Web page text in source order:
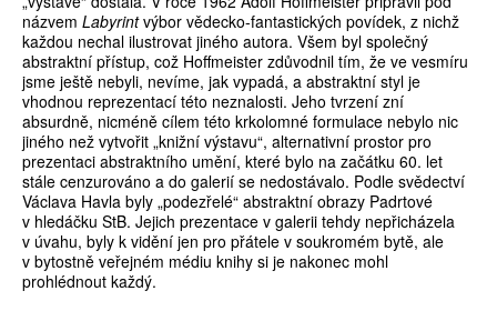
názvem Labyrintvýbor vědecko-fantastických povídek, z nichž
každou nechal ilustrovat jiného autora. Všem byl společný
abstraktní přístup, což Hoffmeister zdůvodnil tím, že ve vesmíru
jsme ještě nebyli, nevíme, jak vypadá, a abstraktní styl je
vhodnou reprezentací této neznalosti. Jeho tvrzení zní
absurdně, nicméně cílem této krkolomné formulace nebylo nic
jiného než vytvořit „knižní výstavu“, alternativní prostor pro
prezentaci abstraktního umění, které bylo na začátku 60. let
stále cenzurováno a do galerií se nedostávalo. Podle svědectví
Václava Havla byly „podezřelé“ abstraktní obrazy Padrtové
v hledáčku StB. Jejich prezentace v galerii tehdy nepřicházela
v úvahu, byly k vidění jen pro přátele v soukromém bytě, ale
v bytostně veřejném médiu knihy si je nakonec mohl
prohlédnout každý.